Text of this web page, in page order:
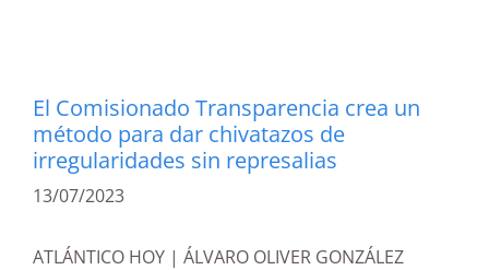
El Comisionado Transparencia crea un
método para dar chivatazos de
irregularidades sin represalias
13/07/2023
ATLÁNTICO HOY | ÁLVARO OLIVER GONZÁLEZ